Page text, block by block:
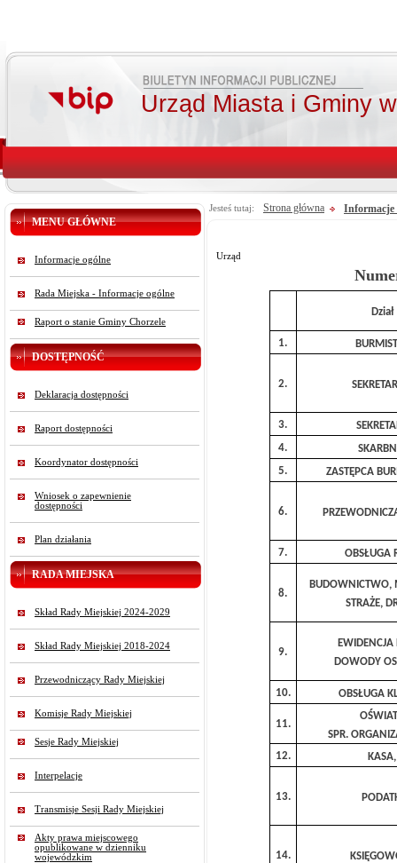
Urząd Miasta i Gminy
MENU GŁÓWNE
Informacje ogólne
Rada Miejska - Informacje ogólne
Raport o stanie Gminy Chorzele
DOSTĘPNOŚĆ
Deklaracja dostępności
Raport dostępności
Koordynator dostępności
Wniosek o zapewnienie
dostępności
Plan działania
RADA MIEJSKA
Skład Rady Miejskiej 2024-2029
Skład Rady Miejskiej 2018-2024
Przewodniczący Rady Miejskiej
Komisje Rady Miejskiej
Sesje Rady Miejskiej
Interpelacje
Transmisje Sesji Rady Miejskiej
Akty prawa miejscowego
opublikowane w dzienniku
wojewódzkim
Jesteś tutaj: Strona główna Informacje
Urząd
Dział
1.
2.
3.
4.
5.
ZASTĘPCA
6.
7. OBSŁUGA
8.
BUDOWNICTWO,
STRAŻE,
9.
DOWODY
10. OBSŁUGA
11.
SPR.
12.
KASA,
13.
14.